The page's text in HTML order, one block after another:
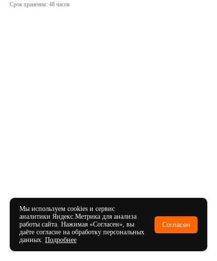
Мы используем cookies и сервис
аналитики Яндекс.Метрика для анализа
работы сайта. Нажимая «Согласен», вы
даёте согласие на обработку персональных
данных. Подробнее
Согласен
Срок хранения: 48 часов